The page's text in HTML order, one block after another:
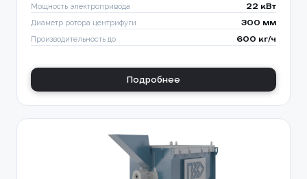
Мощность электропривода 22 кВт
Диаметр ротора центрифуги 300 мм
Производительность до 600 кг/ч
Подробнее